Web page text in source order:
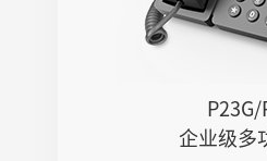
P23G/
企业级多
● 支持
● 支持多路